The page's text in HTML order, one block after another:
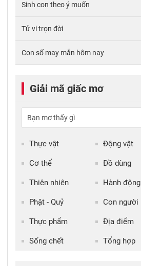
Sinh con theo ý muốn
Tử vi trọn đời
Con số may mắn hôm nay
Giải mã giấc mơ
Thực vật Động vật
Cơ thể Đồ dùng
Thiên nhiên Hành động
Phật - Quỷ Con người
Thực phẩm Địa điểm
Sống chết Tổng hợp